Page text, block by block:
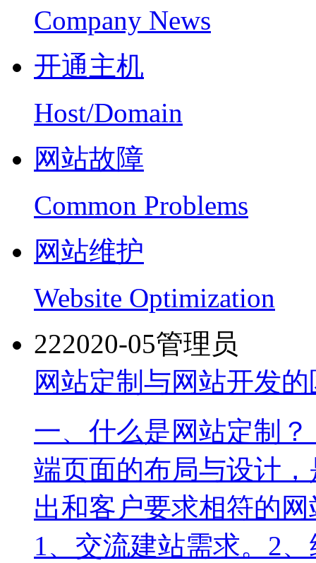
Company News
开通主机
Host/Domain
网站故障
Common Problems
网站维护
Website Optimization
222020-05管理员
网站定制与网站开发
一、什么是网站定制
端页面的布局与设计
出和客户要求相符的
1、交流建站需求。2